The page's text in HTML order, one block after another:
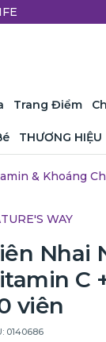
Trang Điểm
THƯƠNG HIỆU
& Khoáng
WAY
Nhai
C
viên
0140686